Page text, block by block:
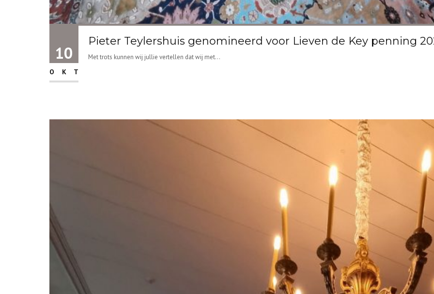
10
OKT
Pieter Teylershuis genomineerd voor Lieven de Key penning
Met trots kunnen wij jullie vertellen dat wij met...